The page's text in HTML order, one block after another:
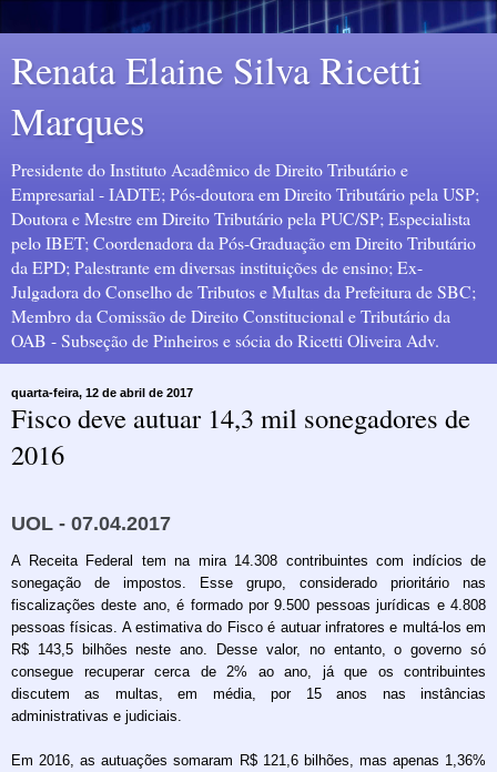
Renata Elaine Silva Ricetti
Marques
Presidente do Instituto Acadêmico de Direito Tributário e
Empresarial - IADTE; Pós-doutora em Direito Tributário pela USP;
Doutora e Mestre em Direito Tributário pela PUC/SP; Especialista
pelo IBET; Coordenadora da Pós-Graduação em Direito Tributário
da EPD; Palestrante em diversas instituições de ensino; Ex-
Julgadora do Conselho de Tributos e Multas da Prefeitura de SBC;
Membro da Comissão de Direito Constitucional e Tributário da
OAB - Subseção de Pinheiros e sócia do Ricetti Oliveira Adv.
quarta-feira, 12 de abril de 2017
Fisco deve autuar 14,3 mil sonegadores de
2016
UOL - 07.04.2017
A Receita Federal tem na mira 14.308 contribuintes com indícios de
sonegação de impostos. Esse grupo, considerado prioritário nas
fiscalizações deste ano, é formado por 9.500 pessoas jurídicas e 4.808
pessoas físicas. A estimativa do Fisco é autuar infratores e multá-los em
R$ 143,5 bilhões neste ano. Desse valor, no entanto, o governo só
consegue recuperar cerca de 2% ao ano, já que os contribuintes
discutem as multas, em média, por 15 anos nas instâncias
administrativas e judiciais.
Em 2016, as autuações somaram R$ 121,6 bilhões, mas apenas 1,36%